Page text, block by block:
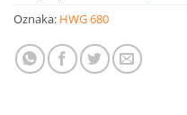
Oznaka: HWG 680